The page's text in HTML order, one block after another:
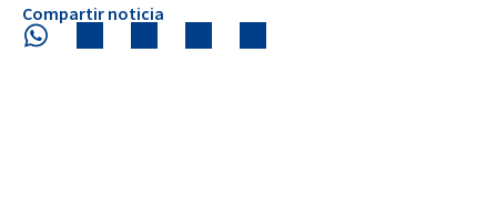
Compartir noticia